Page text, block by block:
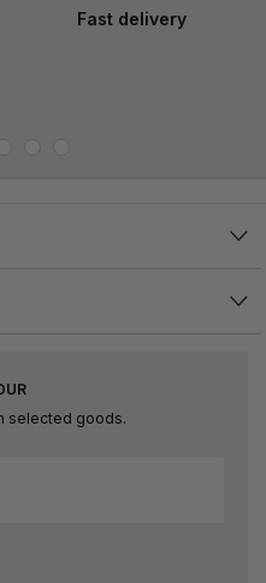
Fast delivery
selected goods.